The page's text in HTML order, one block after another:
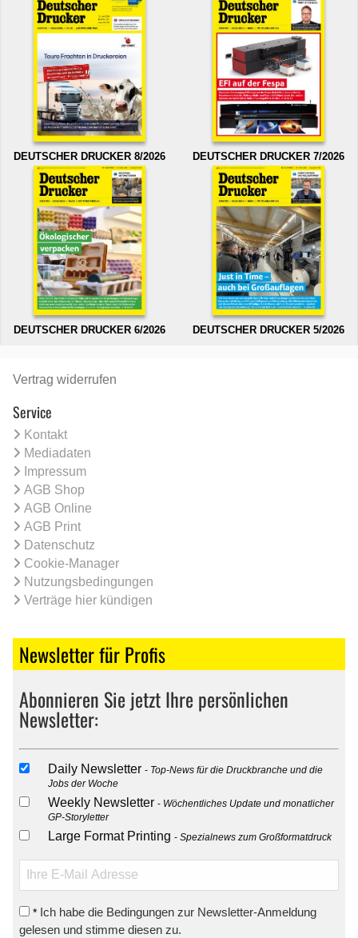
DEUTSCHER DRUCKER 8/2026 DEUTSCHER DRUCKER 7/2026
DEUTSCHER DRUCKER 6/2026 DEUTSCHER DRUCKER 5/2026
Vertrag widerrufen
Service
Kontakt
Mediadaten
Impressum
AGB Shop
AGB Online
AGB Print
Datenschutz
Cookie-Manager
Nutzungsbedingungen
Verträge hier kündigen
Newsletter für Profis
Abonnieren Sie jetzt Ihre persönlichen
Newsletter:
Daily Newsletter
Top-News für die Druckbranche und die
Jobs der Woche
Weekly Newsletter
Wöchentliches Update und monatlicher
GP-Storyletter
Large Format Printing Spezialnews zum Großformatdruck
* Ich habe die Bedingungen zur Newsletter-Anmeldung
gelesen und stimme diesen zu.